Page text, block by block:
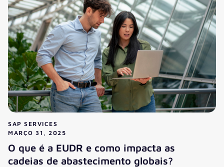
SAP SERVICES
MARÇO 31, 2025
O que é a EUDR e como impacta as
cadeias de abastecimento globais?